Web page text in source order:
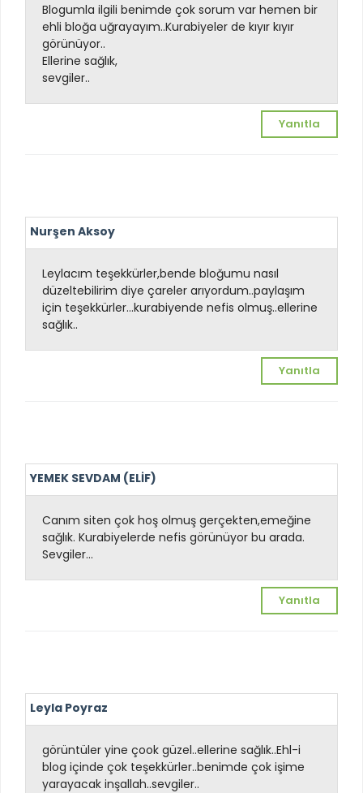
Blogumla ilgili benimde çok sorum var hemen bir
ehli bloğa uğrayayım..Kurabiyeler de kıyır kıyır
görünüyor..
Ellerine sağlık,
sevgiler..
Yanıtla
Nurşen Aksoy
Leylacım teşekkürler,bende bloğumu nasıl
düzeltebilirim diye çareler arıyordum..paylaşım
için teşekkürler...kurabiyende nefis olmuş..ellerine
sağlık..
Yanıtla
YEMEK SEVDAM (ELİF)
Canım siten çok hoş olmuş gerçekten,emeğine
sağlık. Kurabiyelerde nefis görünüyor bu arada.
Sevgiler...
Yanıtla
Leyla Poyraz
görüntüler yine çook güzel..ellerine sağlık..Ehl-i
blog içinde çok teşekkürler..benimde çok işime
yarayacak inşallah..sevgiler..